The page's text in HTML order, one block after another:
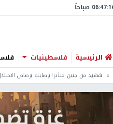
الرئيسية فلسطينيات
شهيد من جنين متأثرا بإصابته برصاص